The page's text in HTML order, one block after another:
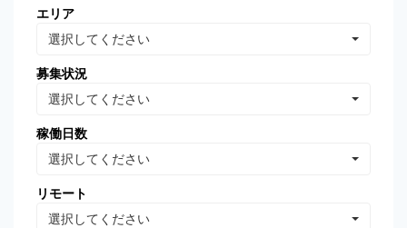
CSS
MySQL
Oracle Database
Linux
VB.NET
WordPress
エリア
選択してください
募集状況
選択してください
稼働日数
選択してください
リモート
選択してください